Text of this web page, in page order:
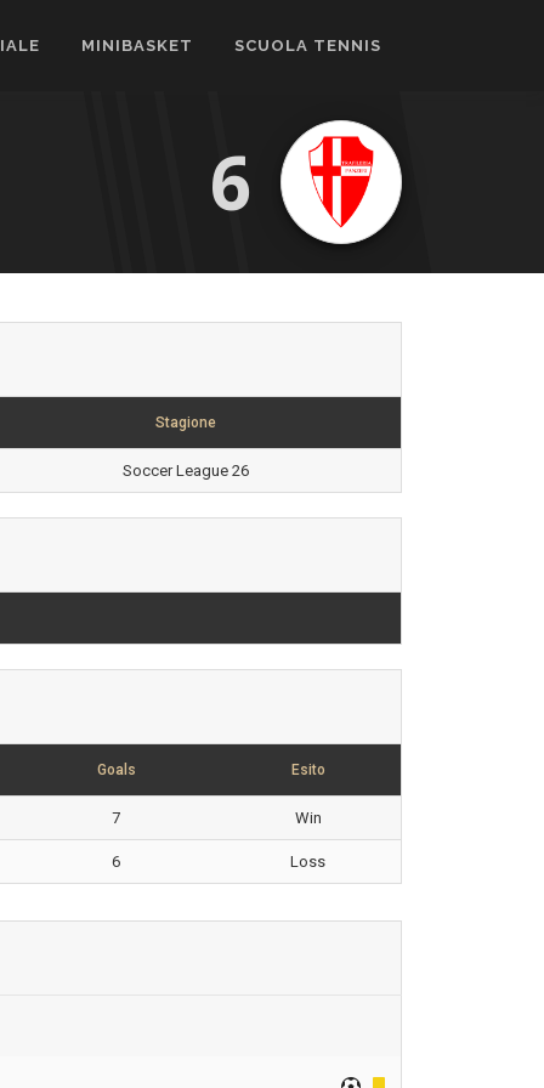
MINIBASKET SCUOLA TENNIS
6
Stagione
Soccer League 26
Goals Esito
7 Win
6 Loss